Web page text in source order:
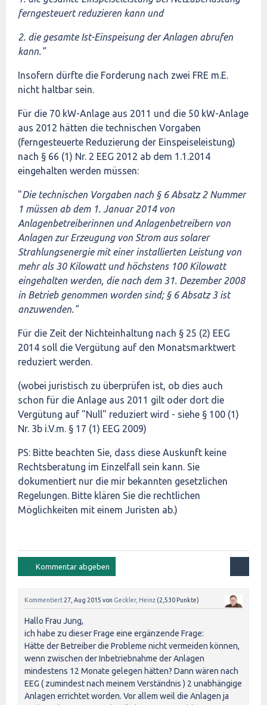
ferngesteuert reduzieren kann und
2. die gesamte Ist-Einspeisung der Anlagen abrufen
kann."
Insofern dürfte die Forderung nach zwei FRE m.E.
nicht haltbar sein.
Für die 70 kW-Anlage aus 2011 und die 50 kW-Anlage
aus 2012 hätten die technischen Vorgaben
(ferngesteuerte Reduzierung der Einspeiseleistung)
nach § 66 (1) Nr. 2 EEG 2012 ab dem 1.1.2014
eingehalten werden müssen:
"Die technischen Vorgaben nach § 6 Absatz 2 Nummer
1 müssen ab dem 1. Januar 2014 von
Anlagenbetreiberinnen und Anlagenbetreibern von
Anlagen zur Erzeugung von Strom aus solarer
Strahlungsenergie mit einer installierten Leistung von
mehr als 30 Kilowatt und höchstens 100 Kilowatt
eingehalten werden, die nach dem 31. Dezember 2008
in Betrieb genommen worden sind; § 6 Absatz 3 ist
anzuwenden."
Für die Zeit der Nichteinhaltung nach § 25 (2) EEG
2014 soll die Vergütung auf den Monatsmarktwert
reduziert werden.
(wobei juristisch zu überprüfen ist, ob dies auch
schon für die Anlage aus 2011 gilt oder dort die
Vergütung auf "Null" reduziert wird - siehe § 100 (1)
Nr. 3b i.V.m. § 17 (1) EEG 2009)
PS: Bitte beachten Sie, dass diese Auskunft keine
Rechtsberatung im Einzelfall sein kann. Sie
dokumentiert nur die mir bekannten gesetzlichen
Regelungen. Bitte klären Sie die rechtlichen
Möglichkeiten mit einem Juristen ab.)
Kommentiert 27, Aug 2015 von Geckler, Heinz (2,530 Punkte)
Hallo Frau Jung,
ich habe zu dieser Frage eine ergänzende Frage:
Hätte der Betreiber die Probleme nicht vermeiden können,
wenn zwischen der Inbetriebnahme der Anlagen
mindestens 12 Monate gelegen hätten? Dann wären nach
EEG ( zumindest nach meinem Verständnis ) 2 unabhängige
Anlagen errichtet worden. Vor allem weil die Anlagen ja